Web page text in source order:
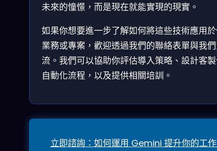
未來的憧憬，而是現在就能實現的現實。
如果你想要進一步了解如何將這些技術應用
業務或專案，歡迎透過我們的聯絡表單與我
流。我們可以協助你評估導入策略、設計客
自動化流程，以及提供相關培訓。
立即諮詢：如何運用 Gemini 提升你的工